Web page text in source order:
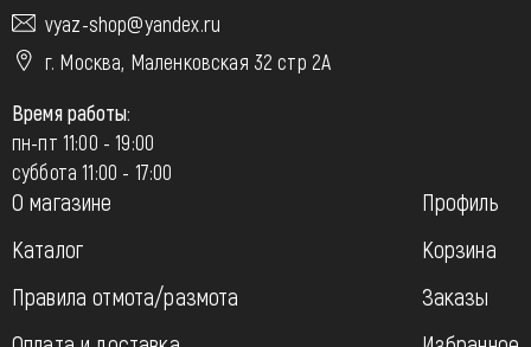
vyaz-shop@yandex.ru
г. Москва, Маленковская 32 стр 2А
Время работы:
пн-пт 11:00 - 19:00
суббота 11:00 - 17:00
О магазине
Каталог
Правила отмота/размота
Профиль
Корзина
Заказы